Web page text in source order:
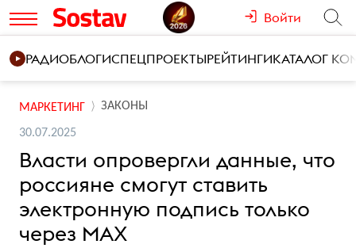
Войти
РАДИОБЛОГИСПЕЦПРОЕКТЫРЕЙТИНГИКАТАЛОГ
МАРКЕТИНГ ЗАКОНЫ
30.07.2025
Власти опровергли данные, что
россияне смогут ставить
электронную подпись только
через MAX